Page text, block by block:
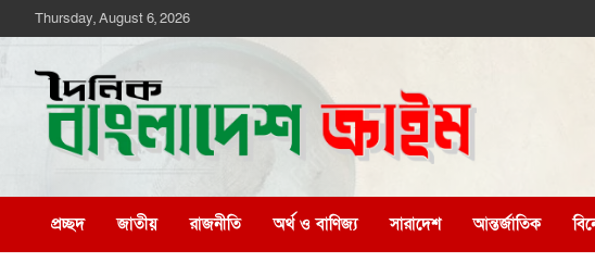
to
Thursday, August 6, 2026
দৈনিক বাংলাদেশ ক্রাইম
প্রচ্ছদ জাতীয় রাজনীতি অর্থ ও বাণিজ্য সারাদেশ আন্তর্জাতিক